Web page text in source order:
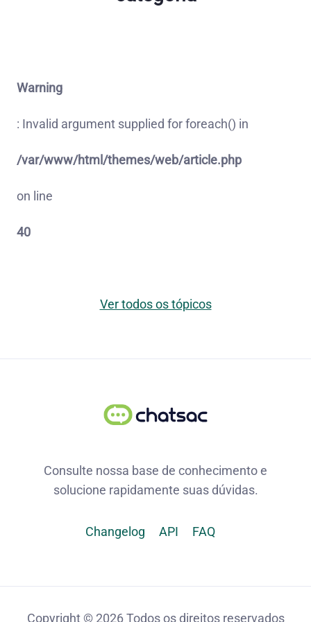
Warning
: Invalid argument supplied for foreach() in
/var/www/html/themes/web/article.php
on line
40
Ver todos os tópicos
Consulte nossa base de conhecimento e
solucione rapidamente suas dúvidas.
Changelog API FAQ
Copyright © 2026 Todos os direitos reservados